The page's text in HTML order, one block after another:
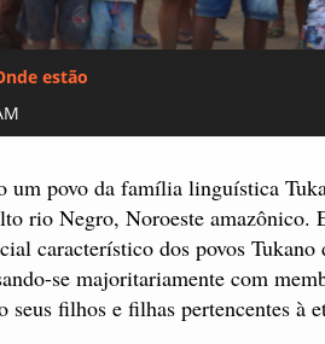
estão
um povo da família linguística
rio Negro, Noroeste amazônico.
característico dos povos
se majoritariamente com
seus filhos e filhas pertencentes à